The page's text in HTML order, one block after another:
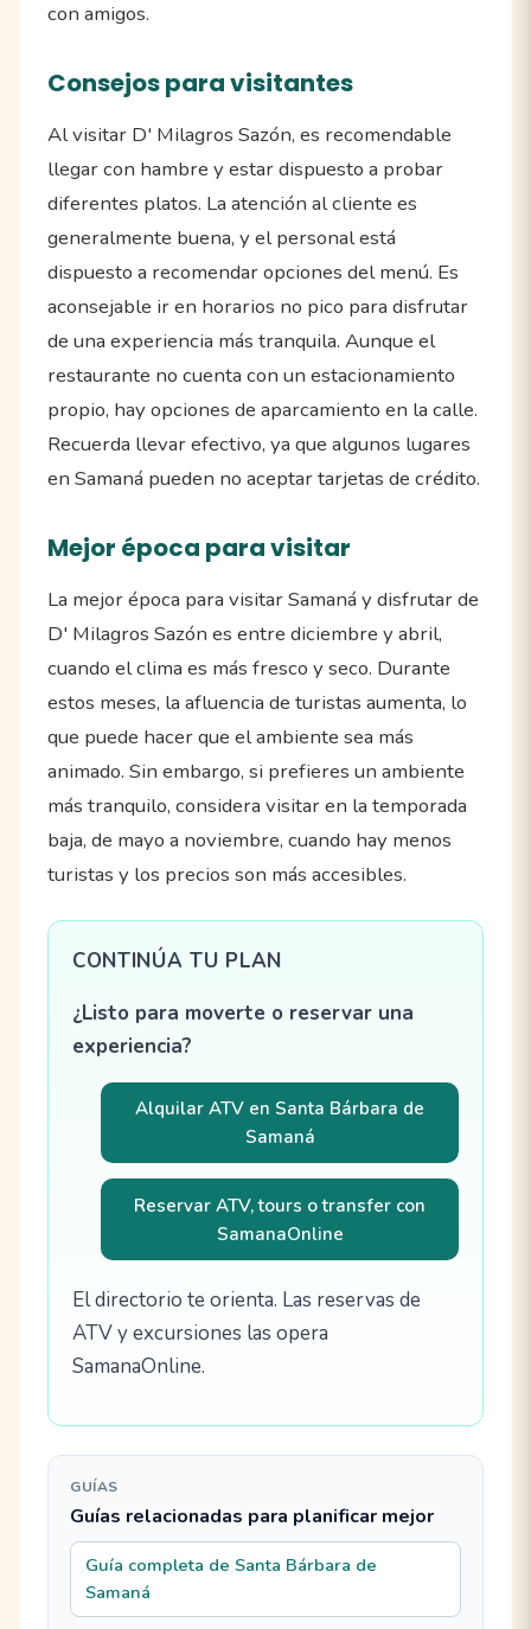
con amigos.
Consejos para visitantes
Al visitar D' Milagros Sazón, es recomendable
llegar con hambre y estar dispuesto a probar
diferentes platos. La atención al cliente es
generalmente buena, y el personal está
dispuesto a recomendar opciones del menú. Es
aconsejable ir en horarios no pico para disfrutar
de una experiencia más tranquila. Aunque el
restaurante no cuenta con un estacionamiento
propio, hay opciones de aparcamiento en la calle.
Recuerda llevar efectivo, ya que algunos lugares
en Samaná pueden no aceptar tarjetas de crédito.
Mejor época para visitar
La mejor época para visitar Samaná y disfrutar de
D' Milagros Sazón es entre diciembre y abril,
cuando el clima es más fresco y seco. Durante
estos meses, la afluencia de turistas aumenta, lo
que puede hacer que el ambiente sea más
animado. Sin embargo, si prefieres un ambiente
más tranquilo, considera visitar en la temporada
baja, de mayo a noviembre, cuando hay menos
turistas y los precios son más accesibles.
CONTINÚA TU PLAN
¿Listo para moverte o reservar una
experiencia?
Alquilar ATV en Santa Bárbara de
Samaná
Reservar ATV, tours o transfer con
SamanaOnline
El directorio te orienta. Las reservas de
ATV y excursiones las opera
SamanaOnline.
GUÍAS
Guías relacionadas para planificar mejor
Guía completa de Santa Bárbara de
Samaná